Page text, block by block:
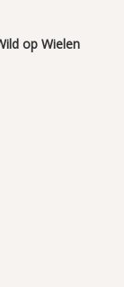
op Wielen